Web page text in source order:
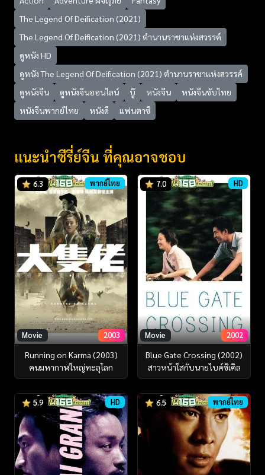
The Legend Of Deification (2021)
The Legend Of Deification (2021) ตำนานราชาแห่งสวรรค์
ดูหนัง HD
ดูหนัง The Legend Of Deification (2021) ตำนานราชาแห่งสวรรค์
ดูหนังจีน
ดูหนังจีนออนไลน์ บู๊ หนังจีน
หนังจีนซับไทย
หนังจีนพากย์ไทย
หนังดี แฟนตาซี
แนะนำซีรี่ย์จีน ที่คุณอาจชอบ
6.3 พากย์ไทย
Movie 2003
Running on Karma (2003)
คนมหากาฬใหญ่ทะลุโลก
7.0 HD
Movie 2002
Blue Gate Crossing (2002)
สาวหน้าใสกับนายไบค์ซิเคิล
5.9 HD 6.5 พากย์ไทย